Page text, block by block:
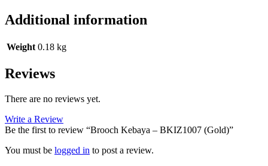
Additional information
Weight 0.18 kg
Reviews
There are no reviews yet.
Write a Review
Be the first to review “Brooch Kebaya – BKIZ1007 (Gold)”
You must be logged in to post a review.